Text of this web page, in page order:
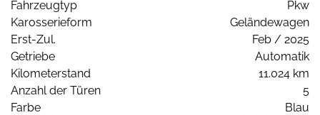
Fahrzeugtyp
Pkw
Karosserieform
Geländewagen
Erst-Zul.
Feb / 2025
Getriebe
Automatik
Kilometerstand
11.024 km
Anzahl der Türen
5
Farbe
Blau